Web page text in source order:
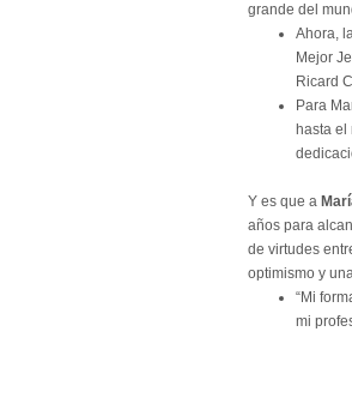
grande del
Ahora,
Mejor
Ricard
Para
hasta
Y es que a
años para
de virtudes
optimismo y
“Mi
mi